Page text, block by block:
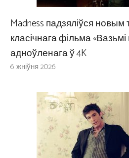
Madness падзяліўся
класічнага фільма «Вазьмі
адноўленага ў 4K
6 жніўня 2026